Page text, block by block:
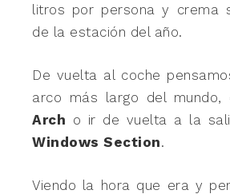
litros por persona y crema
de la estación del año.
De vuelta al coche
arco más largo del mundo,
Arch o ir de vuelta a la
Windows Section.
Viendo la hora que era y